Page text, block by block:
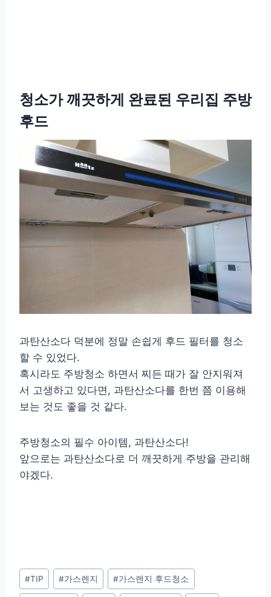
청소가 깨끗하게 완료된 우리집 주방
후드
과탄산소다 덕분에 정말 손쉽게 후드 필터를 청소
할 수 있었다.
혹시라도 주방청소 하면서 찌든 때가 잘 안지워져
서 고생하고 있다면, 과탄산소다를 한번 쯤 이용해
보는 것도 좋을 것 같다.
주방청소의 필수 아이템, 과탄산소다!
앞으로는 과탄산소다로 더 깨끗하게 주방을 관리해
야겠다.
Post
Tags:
#TIP #가스렌지 #가스렌지 후드청소